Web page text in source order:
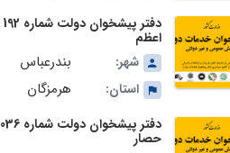
اعظم
شهر:
بندرعباس
استان: هرمزگان
حصار